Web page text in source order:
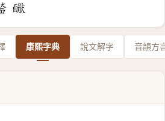
康熙字典 說文解字 音韻方